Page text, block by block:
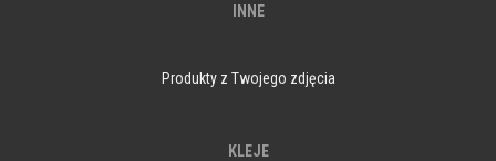
INNE
Produkty z Twojego zdjęcia
KLEJE